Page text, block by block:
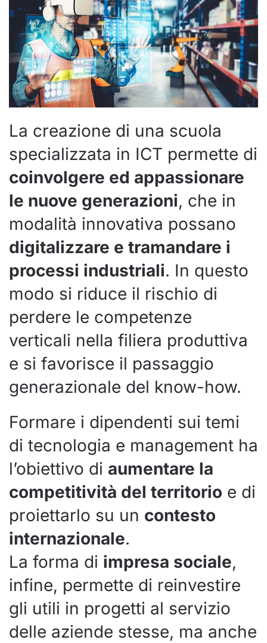
La creazione di una scuola
specializzata in ICT permette di
coinvolgere ed appassionare
le nuove generazioni, che in
modalità innovativa possano
digitalizzare e tramandare i
processi industriali. In questo
modo si riduce il rischio di
perdere le competenze
verticali nella filiera produttiva
e si favorisce il passaggio
generazionale del know-how.
Formare i dipendenti sui temi
di tecnologia e management ha
l’obiettivo di aumentare la
competitività del territorio e di
proiettarlo su un contesto
internazionale.
La forma di impresa sociale,
infine, permette di reinvestire
gli utili in progetti al servizio
delle aziende stesse, ma anche